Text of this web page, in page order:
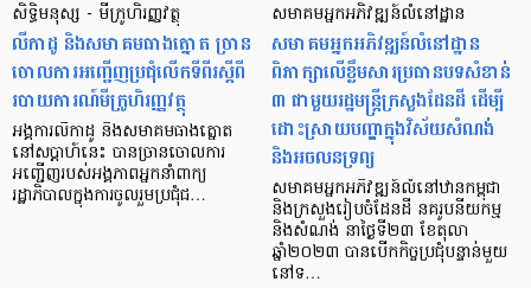
សិទ្ធិ​មនុស្ស - មីក្រូ​ហិរញ្ញ​វត្ថុ
លីកាដូ និង​សមាគម​ធាង​ត្នោត ច្រាន​
ចោល​ការ​អញ្ជើញ​ប្រជុំ​លើក​ទីពីរ​ស្តីពី​
របាយការណ៍​មីក្រូ​ហិរញ្ញវត្ថុ
អង្គការ​លីកាដូ និង​សមាគម​ធាងត្នោត
នៅសប្ដាហ៍នេះ បាន​ច្រានចោល​ការ​
អញ្ជើញ​របស់​អង្គភាព​អ្នក​នាំ​ពាក្យ​
រដ្ឋាភិបាល​ក្នុង​ការ​ចូលរួម​ប្រជុំ​ជ…
សមាគមអ្នកអភិវឌ្ឍន៍លំនៅដ្ឋាន
សមាគមអ្នកអភិវឌ្ឍន៍លំនៅដ្ឋាន
ពិភាក្សាលើខ្លឹមសារប្រធានបទសំខាន់
៣ ជាមួយរដ្ឋមន្ត្រីក្រសួងដែនដី ដើម្បី
ដោះស្រាយបញ្ហាក្នុងវិស័យសំណង់
និងអចលនទ្រព្យ
សមាគមអ្នកអភិវឌ្ឍន៍លំនៅឋានកម្ពុជា
និងក្រសួងរៀបចំដែនដី នគរូបនីយកម្ម
និងសំណង់ នាថ្ងៃទី២៣ ខែតុលា
ឆ្នាំ២០២៣ បានបើកកិច្ចប្រជុំបន្ទាន់មួយ
នៅទ…